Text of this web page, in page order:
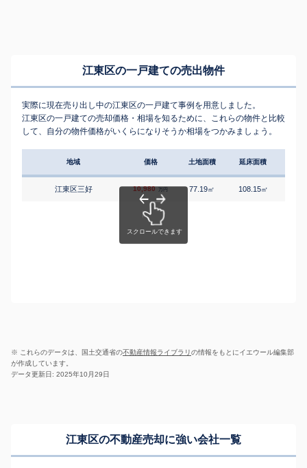
江東区の一戸建ての売出物件
実際に現在売り出し中の江東区の一戸建て事例を用意しました。
江東区の一戸建ての売却価格・相場を知るために、これらの物件と比較
して、自分の物件価格がいくらになりそうか相場をつかみましょう。
地域 価格 土地面積 延床面積
江東区三好 10,980 万円 77.19㎡ 108.15㎡
※ これらのデータは、国土交通省の不動産情報ライブラリの情報をもとにイエウール編集部
が作成しています。
データ更新日: 2025年10月29日
江東区の不動産売却に強い会社一覧